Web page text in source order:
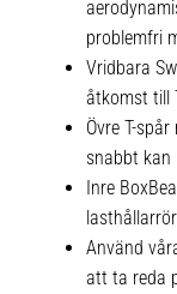
problemfri
Vridbara
åtkomst till
Övre T-
snabbt
Inre
lasthållarrör
Använd
att ta reda